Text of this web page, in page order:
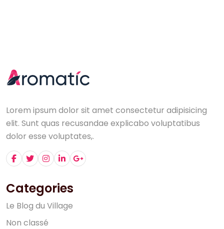
Lorem ipsum dolor sit amet consectetur adipisicing
elit. Sunt quas recusandae explicabo voluptatibus
dolor esse voluptates,.
Categories
Le Blog du Village
Non classé